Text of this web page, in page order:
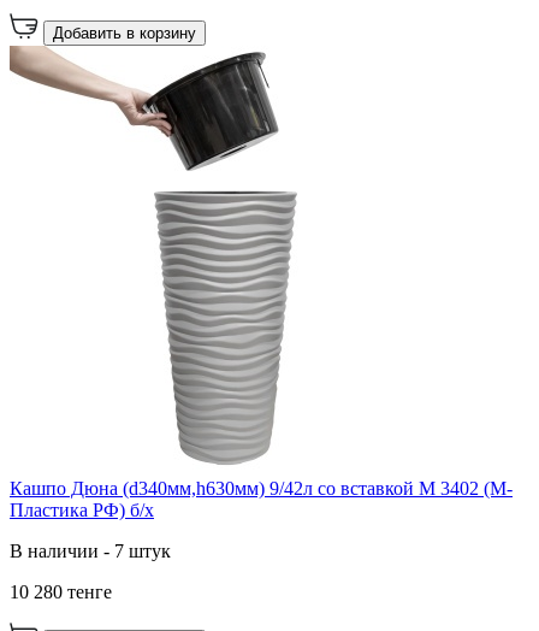
Добавить в корзину
Кашпо Дюна (d340мм,h630мм) 9/42л со вставкой М 3402 (М-
Пластика РФ) б/х
В наличии - 7 штук
10 280 тенге